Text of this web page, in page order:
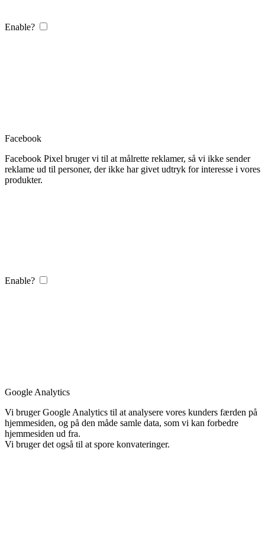
Enable?
Facebook
Facebook Pixel bruger vi til at målrette reklamer, så vi ikke sender
reklame ud til personer, der ikke har givet udtryk for interesse i vores
produkter.
Enable?
Google Analytics
Vi bruger Google Analytics til at analysere vores kunders færden på
hjemmesiden, og på den måde samle data, som vi kan forbedre
hjemmesiden ud fra.
Vi bruger det også til at spore konvateringer.